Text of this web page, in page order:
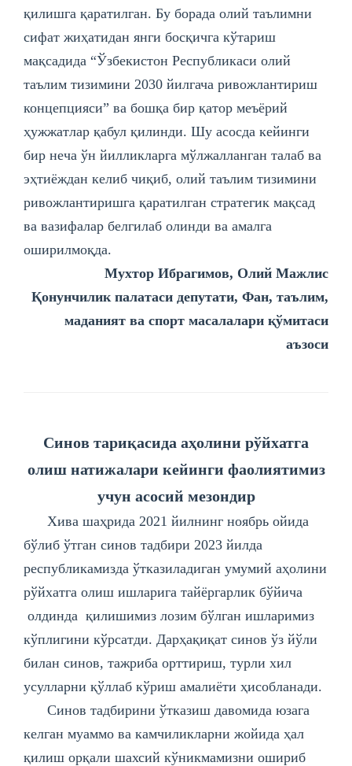
қилишга қаратилган. Бу борада олий таълимни
сифат жиҳатидан янги босқичга кўтариш
мақсадида “Ўзбекистон Республикаси олий
таълим тизимини 2030 йилгача ривожлантириш
концепцияси” ва бошқа бир қатор меъёрий
ҳужжатлар қабул қилинди. Шу асосда кейинги
бир неча ўн йилликларга мўлжалланган талаб ва
эҳтиёждан келиб чиқиб, олий таълим тизимини
ривожлантиришга қаратилган стратегик мақсад
ва вазифалар белгилаб олинди ва амалга
оширилмоқда.
Мухтор Ибрагимов, Олий Мажлис
Қонунчилик палатаси депутати, Фан, таълим,
маданият ва спорт масалалари қўмитаси
аъзоси
Синов тариқасида аҳолини рўйхатга
олиш натижалари кейинги фаолиятимиз
учун асосий мезондир
Хива шаҳрида 2021 йилнинг ноябрь ойида
бўлиб ўтган синов тадбири 2023 йилда
республикамизда ўтказиладиган умумий аҳолини
рўйхатга олиш ишларига тайёргарлик бўйича
олдинда қилишимиз лозим бўлган ишларимиз
кўплигини кўрсатди. Дарҳақиқат синов ўз йўли
билан синов, тажриба орттириш, турли хил
усулларни қўллаб кўриш амалиёти ҳисобланади.
Синов тадбирини ўтказиш давомида юзага
келган муаммо ва камчиликларни жойида ҳал
қилиш орқали шахсий кўникмамизни ошириб